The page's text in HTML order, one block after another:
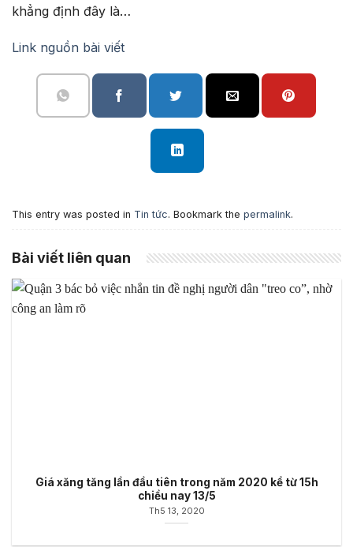
khẳng định đây là…
Link nguồn bài viết
This entry was posted in Tin tức. Bookmark the permalink.
Bài viết liên quan
Giá xăng tăng lần đầu tiên trong năm 2020 kể từ 15h
chiều nay 13/5
Th5 13, 2020